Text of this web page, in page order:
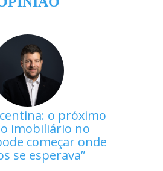
o próximo
imobiliário no
começar onde
se esperava